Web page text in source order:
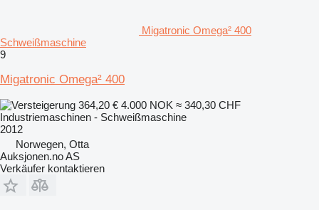
Migatronic Omega² 400
Schweißmaschine
9
Migatronic Omega² 400
364,20 € 4.000 NOK ≈ 340,30 CHF
Industriemaschinen - Schweißmaschine
2012
Norwegen, Otta
Auksjonen.no AS
Verkäufer kontaktieren